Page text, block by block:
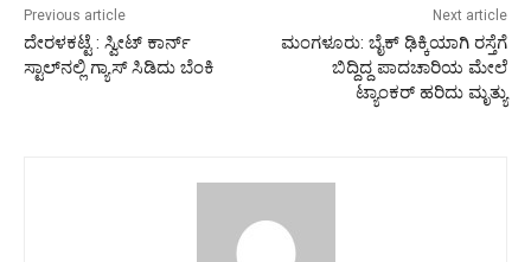
Previous article
ದೇರಳಕಟ್ಟೆ : ಸ್ವೀಟ್ ಕಾರ್ನ್
ಸ್ಟಾಲ್‌ನಲ್ಲಿ ಗ್ಯಾಸ್ ಸಿಡಿದು ಬೆಂಕಿ
Next article
ಮಂಗಳೂರು: ಬೈಕ್ ಢಿಕ್ಕಿಯಾಗಿ ರಸ್ತೆಗೆ
ಬಿದ್ದಿದ್ದ ಪಾದಚಾರಿಯ ಮೇಲೆ
ಟ್ಯಾಂಕರ್ ಹರಿದು ಮೃತ್ಯು